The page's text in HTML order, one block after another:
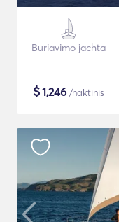
Buriavimo jachta
$1,246 /naktinis